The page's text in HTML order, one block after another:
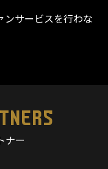
ンサービスを行わな
ナー